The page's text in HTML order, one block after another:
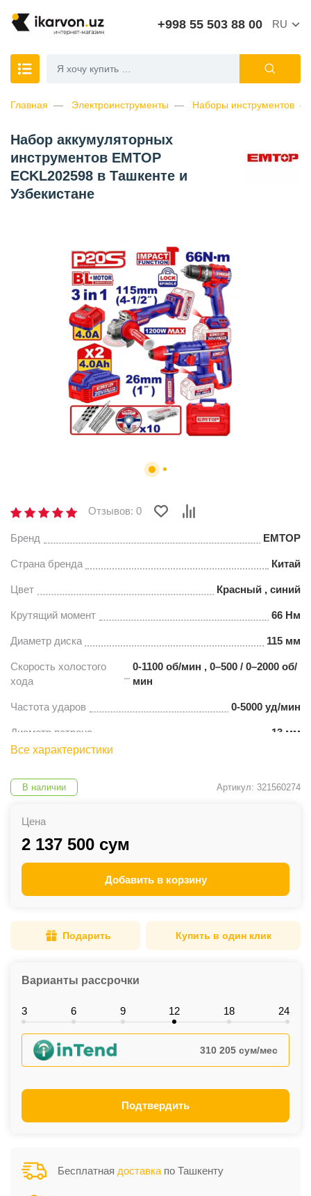
+998 55 503 88 00 RU
Главная Электроинструменты Наборы инструментов
Набор аккумуляторных
инструментов EMTOP
ECKL202598 в Ташкенте и
Узбекистане
Отзывов: 0
Бренд EMTOP
Страна бренда Китай
Цвет Красный , синий
Крутящий момент 66 Нм
Диаметр диска 115 мм
Скорость холостого
хода
0-1100 об/мин , 0–500 / 0–2000 об/
мин
Частота ударов 0-5000 уд/мин
Диаметр патрона
13 мм
Все характеристики
В наличии Артикул: 321560274
Цена
2 137 500 сум
Добавить в корзину
Подарить Купить в один клик
Варианты рассрочки
3 6 9 12 18 24
310 205 сум/мес
Подтвердить
Бесплатная доставка по Ташкенту